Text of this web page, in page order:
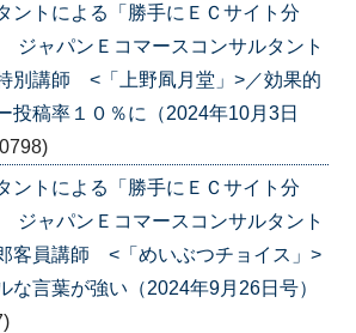
ントによる「勝手にＥＣサイト分
ャパンＥコマースコンサルタント
別講師 <「上野凮月堂」>／効果的
投稿率１０％に（2024年10月3日
ントによる「勝手にＥＣサイト分
ャパンＥコマースコンサルタント
客員講師 <「めいぶつチョイス」>
言葉が強い（2024年9月26日号）